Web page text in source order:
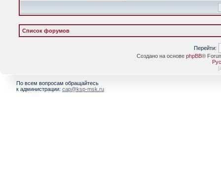
Список форумов
Перейти:
Создано на основе phpBB®
[
По всем вопросам обращайтесь
к администрации: cap@ksp-msk.ru